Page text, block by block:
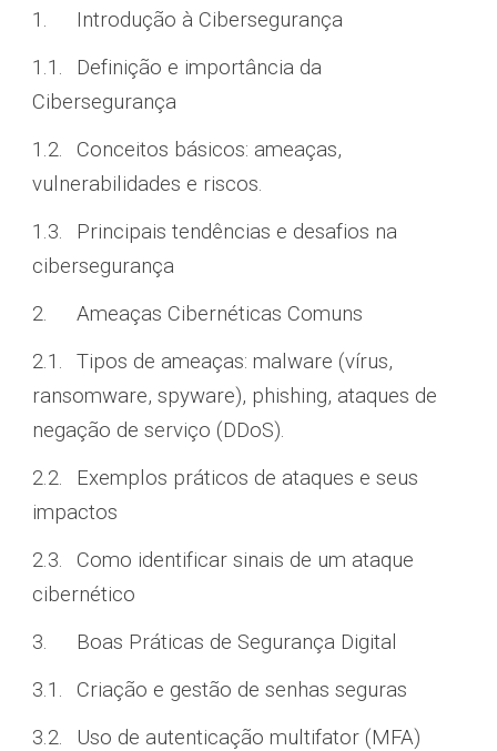
1.
Introdução à Cibersegurança
1.1.
Definição e importância da
Cibersegurança
1.2.
Conceitos básicos: ameaças,
vulnerabilidades e riscos.
1.3.
Principais tendências e desafios na
cibersegurança
2.
Ameaças Cibernéticas Comuns
2.1.
Tipos de ameaças: malware (vírus,
ransomware, spyware), phishing, ataques de
negação de serviço (DDoS).
2.2.
Exemplos práticos de ataques e seus
impactos
2.3.
Como identificar sinais de um ataque
cibernético
3.
Boas Práticas de Segurança Digital
3.1.
Criação e gestão de senhas seguras
3.2.
Uso de autenticação multifator (MFA)